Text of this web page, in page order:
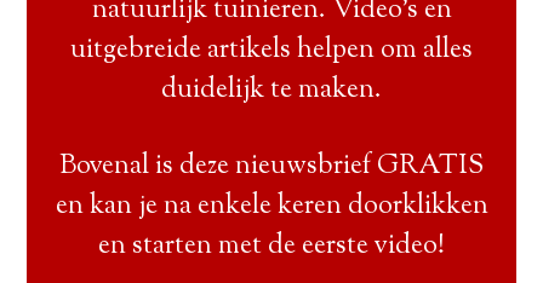
natuurlijk tuinieren. Video’s en
uitgebreide artikels helpen om alles
duidelijk te maken.
Bovenal is deze nieuwsbrief GRATIS
en kan je na enkele keren doorklikken
en starten met de eerste video!